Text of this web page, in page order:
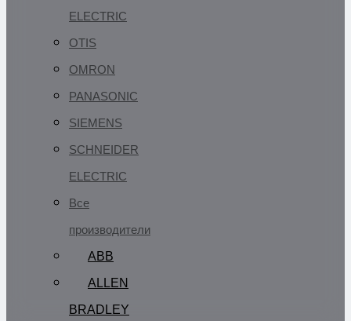
ELECTRIC
OTIS
OMRON
PANASONIC
SIEMENS
SCHNEIDER
ELECTRIC
Все
производители
ABB
ALLEN
BRADLEY